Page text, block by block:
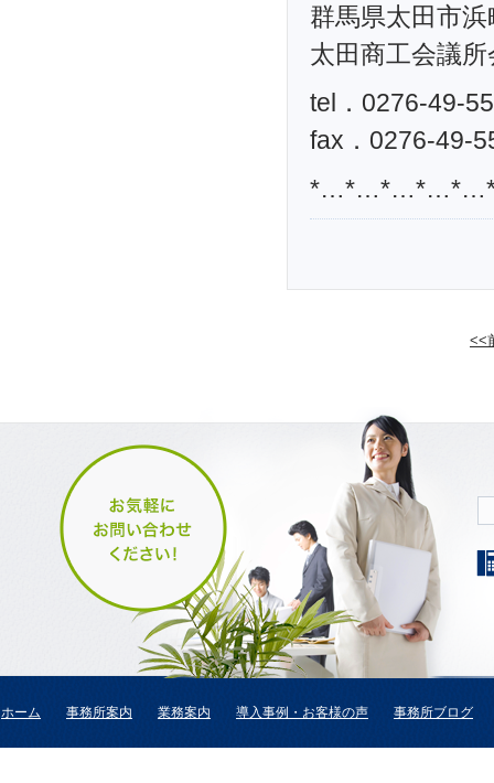
群馬県太田市
太田商工会議
tel．0276-49-
fax．0276-49-
<<
ホーム 事務所案内 業務案内 導入事例・お客様の声 事務所ブログ